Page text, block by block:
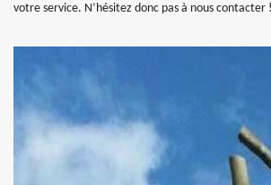
votre service. N’hésitez donc pas à nous contacter !